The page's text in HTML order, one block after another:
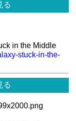
る
in the Middle
stuck-in-the-
る